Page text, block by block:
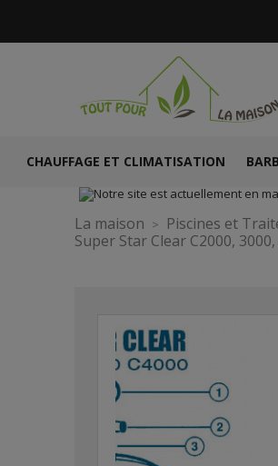
CHAUFFAGE ET CLIMATISATION
La maison Piscines et
Super Star Clear C2000,